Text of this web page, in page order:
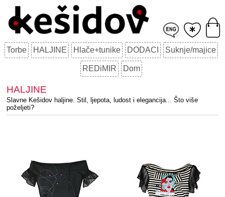
Torbe HALJINE Hlače+tunike DODACI Suknje/majice
REDiMIR Dom
HALJINE
Slavne Kešidov haljine. Stil, ljepota, ludost i elegancija... Što više
poželjeti?